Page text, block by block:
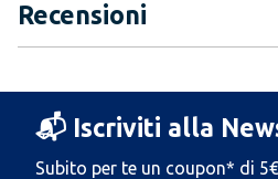
Recensioni
📬 Iscriviti alla
Subito per te un coupon* di